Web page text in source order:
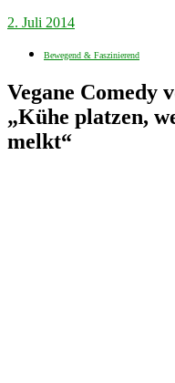
2. Juli 2014
Bewegend & Faszinierend
Vegane Comedy
„Kühe platzen,
melkt“